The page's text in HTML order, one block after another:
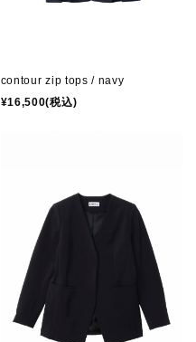
contour zip tops / navy
¥16,500(税込)